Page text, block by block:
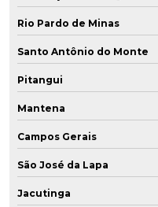
Rio Pardo de Minas
Santo Antônio do Monte
Pitangui
Mantena
Campos Gerais
São José da Lapa
Jacutinga